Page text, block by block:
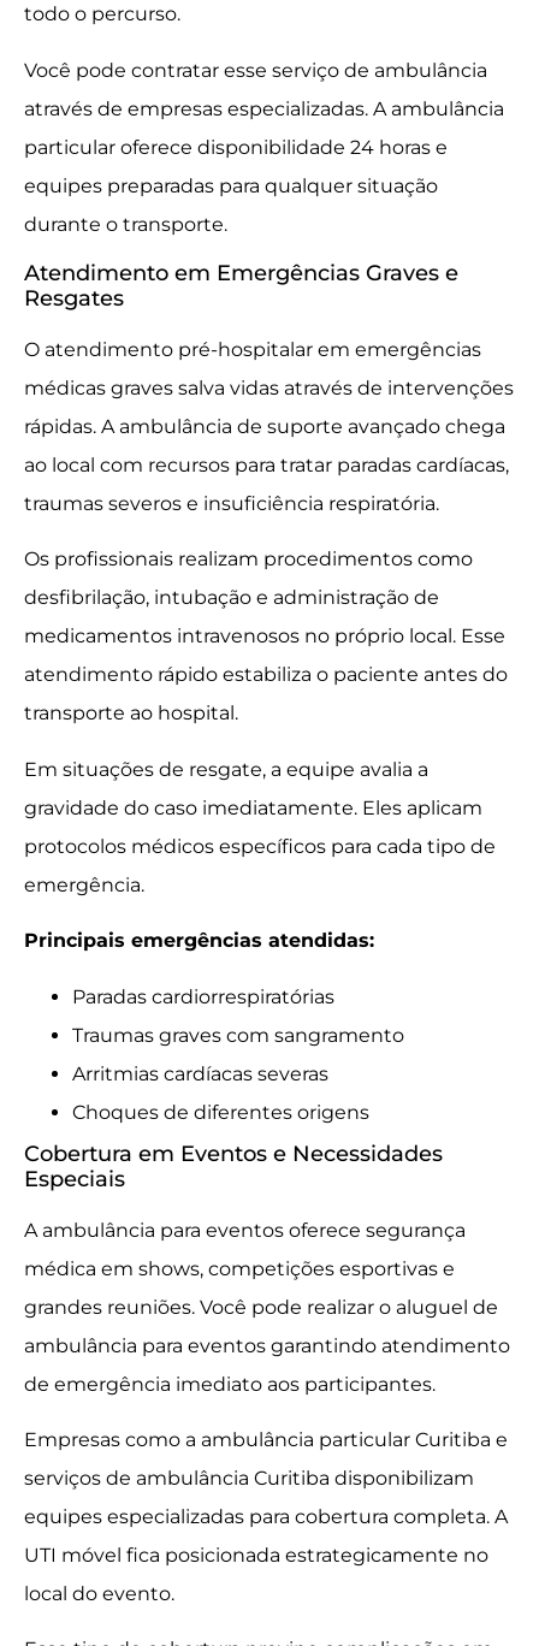
todo o percurso.
Você pode contratar esse serviço de ambulância
através de empresas especializadas. A ambulância
particular oferece disponibilidade 24 horas e
equipes preparadas para qualquer situação
durante o transporte.
Atendimento em Emergências Graves e
Resgates
O atendimento pré-hospitalar em emergências
médicas graves salva vidas através de intervenções
rápidas. A ambulância de suporte avançado chega
ao local com recursos para tratar paradas cardíacas,
traumas severos e insuficiência respiratória.
Os profissionais realizam procedimentos como
desfibrilação, intubação e administração de
medicamentos intravenosos no próprio local. Esse
atendimento rápido estabiliza o paciente antes do
transporte ao hospital.
Em situações de resgate, a equipe avalia a
gravidade do caso imediatamente. Eles aplicam
protocolos médicos específicos para cada tipo de
emergência.
Principais emergências atendidas:
Paradas cardiorrespiratórias
Traumas graves com sangramento
Arritmias cardíacas severas
Choques de diferentes origens
Cobertura em Eventos e Necessidades
Especiais
A ambulância para eventos oferece segurança
médica em shows, competições esportivas e
grandes reuniões. Você pode realizar o aluguel de
ambulância para eventos garantindo atendimento
de emergência imediato aos participantes.
Empresas como a ambulância particular Curitiba e
serviços de ambulância Curitiba disponibilizam
equipes especializadas para cobertura completa. A
UTI móvel fica posicionada estrategicamente no
local do evento.